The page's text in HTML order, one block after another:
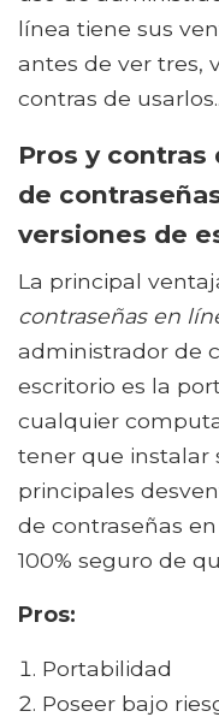
línea tiene sus
antes de ver tres,
contras de usarlos..
Pros y contras
de
versiones de
La principal
contraseñas en
administrador de
escritorio es la
cualquier
tener que instalar
principales
de contraseñas
100% seguro de
Pros:
Portabilidad
Poseer bajo